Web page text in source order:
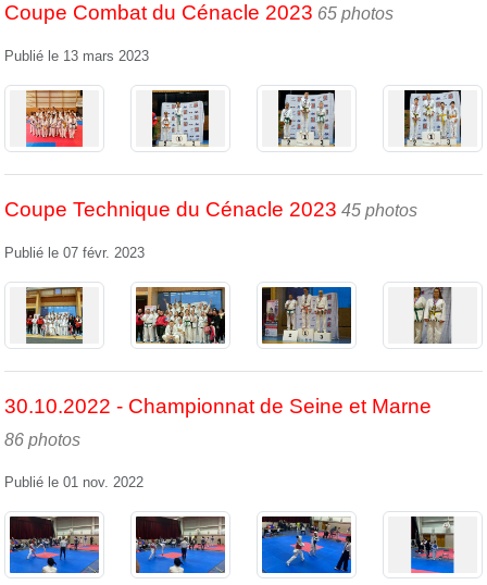
Coupe Combat du Cénacle 2023 65 photos
Publié le 13 mars 2023
Coupe Technique du Cénacle 2023 45 photos
Publié le 07 févr. 2023
30.10.2022 - Championnat de Seine et Marne
86 photos
Publié le 01 nov. 2022